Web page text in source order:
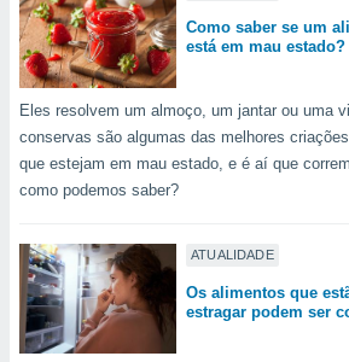
Como saber se um
está em mau
Eles resolvem um almoço, um jantar ou uma
conservas são algumas das melhores
que estejam em mau estado, e é aí que
como podemos saber?
ATUALIDADE
Os alimentos que
estragar podem ser